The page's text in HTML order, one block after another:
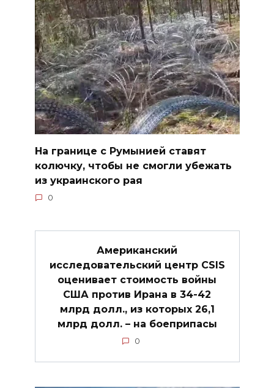
На границе с Румынией ставят
колючку, чтобы не смогли убежать
из украинского рая
0
Американский
исследовательский центр CSIS
оценивает стоимость войны
США против Ирана в 34-42
млрд долл., из которых 26,1
млрд долл. – на боеприпасы
0